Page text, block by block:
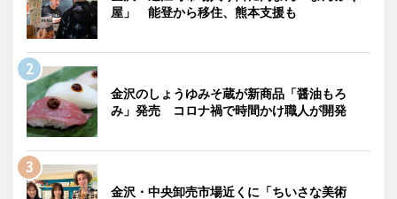
屋」 能登から移住、熊本支援も
金沢のしょうゆみそ蔵が新商品「醤油もろ
み」発売 コロナ禍で時間かけ職人が開発
金沢・中央卸売市場近くに「ちいさな美術